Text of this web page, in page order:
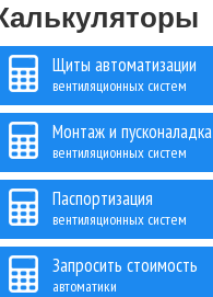
Щиты автоматизации
вентиляционных систем
Монтаж и пусконаладка
вентиляционных систем
Паспортизация
вентиляционных систем
Запросить стоимость
автоматики